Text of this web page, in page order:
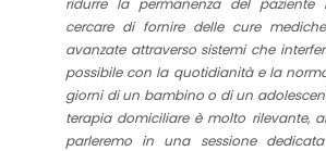
cercare di fornire delle cure
avanzate attraverso sistemi che
possibile con la quotidianità e la
giorni di un bambino o di un
terapia domiciliare è molto rilevante,
parleremo in una sessione